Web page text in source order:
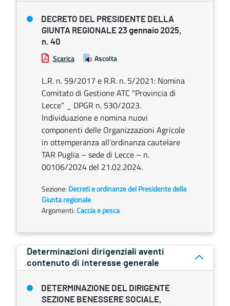
DECRETO DEL PRESIDENTE DELLA
GIUNTA REGIONALE 23 gennaio 2025,
n. 40
Scarica Ascolta
L.R. n. 59/2017 e R.R. n. 5/2021: Nomina
Comitato di Gestione ATC “Provincia di
Lecce” _ DPGR n. 530/2023.
Individuazione e nomina nuovi
componenti delle Organizzazioni Agricole
in ottemperanza all’ordinanza cautelare
TAR Puglia – sede di Lecce – n.
00106/2024 del 21.02.2024.
Sezione: Decreti e ordinanze del Presidente della
Giunta regionale
Argomenti:Caccia e pesca
Determinazioni dirigenziali aventi
contenuto di interesse generale
DETERMINAZIONE DEL DIRIGENTE
SEZIONE BENESSERE SOCIALE,